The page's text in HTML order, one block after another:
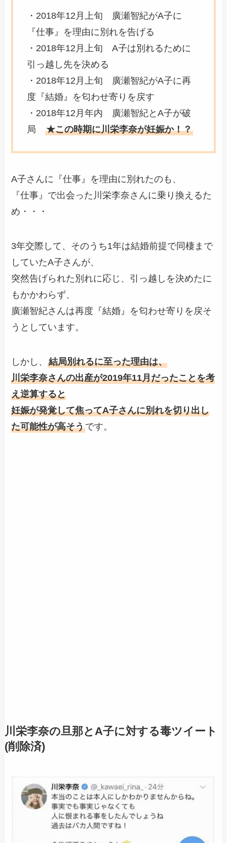
・2018年12月上旬 廣瀬智紀がA子に
『仕事』を理由に別れを告げる
・2018年12月上旬 A子は別れるために
引っ越し先を決める
・ 2018年12月上旬 廣瀬智紀がA子に再
度『結婚』を匂わせ寄りを戻す
・2018年12月年内 廣瀬智紀とA子が破
局★この時期に川栄李奈が妊娠か！？
A子さんに『仕事』を理由に別れたのも、
『仕事』で出会った川栄李奈さんに乗り換えるた
め・・・
3年交際して、そのうち1年は結婚前提で同棲まで
していたA子さんが、
突然告げられた別れに応じ、引っ越しを決めたに
もかかわらず、
廣瀬智紀さんは再度『結婚』を匂わせ寄りを戻そ
うとしています。
しかし、結局別れるに至った理由は、
川栄李奈さんの出産が2019年11月だったことを考
え逆算すると
妊娠が発覚して焦ってA子さんに別れを切り出し
た可能性が高そうです。
川栄李奈の旦那とA子に対する毒ツイート
(削除済)